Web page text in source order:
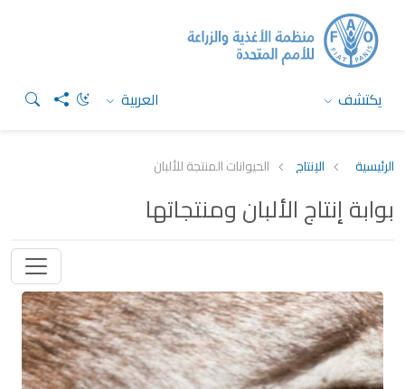
يكتشف العربية
الرئيسية الإنتاج الحيوانات المنتجة للألبان
بوابة إنتاج الألبان ومنتجاتها